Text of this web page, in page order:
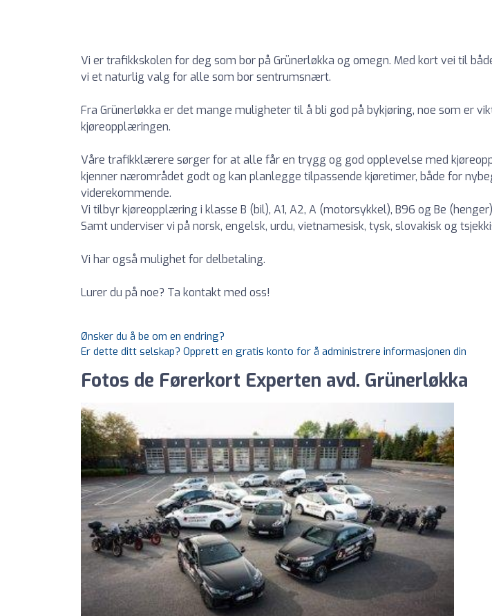
Vi er trafikkskolen for deg som bor på Grünerløkka og omegn. Med kort vei til
vi et naturlig valg for alle som bor sentrumsnært.
Fra Grünerløkka er det mange muligheter til å bli god på bykjøring, noe som er
kjøreopplæringen.
Våre trafikklærere sørger for at alle får en trygg og god opplevelse med
kjenner nærområdet godt og kan planlegge tilpassende kjøretimer, både for
viderekommende.
Vi tilbyr kjøreopplæring i klasse B (bil), A1, A2, A (motorsykkel), B96 og Be
Samt underviser vi på norsk, engelsk, urdu, vietnamesisk, tysk, slovakisk og
Vi har også mulighet for delbetaling.
Lurer du på noe? Ta kontakt med oss!
Ønsker du å be om en endring?
Er dette ditt selskap? Opprett en gratis konto for å administrere informasjonen din
Fotos de Førerkort Experten avd. Grünerløkka